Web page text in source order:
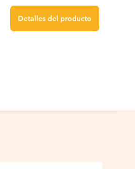
Detalles del producto